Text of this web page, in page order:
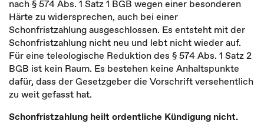
nach § 574 Abs. 1 Satz 1 BGB wegen einer besonderen
Härte zu widersprechen, auch bei einer
Schonfristzahlung ausgeschlossen. Es entsteht mit der
Schonfristzahlung nicht neu und lebt nicht wieder auf.
Für eine teleologische Reduktion des § 574 Abs. 1 Satz 2
BGB ist kein Raum. Es bestehen keine Anhaltspunkte
dafür, dass der Gesetzgeber die Vorschrift versehentlich
zu weit gefasst hat.
Schonfristzahlung heilt ordentliche Kündigung nicht.